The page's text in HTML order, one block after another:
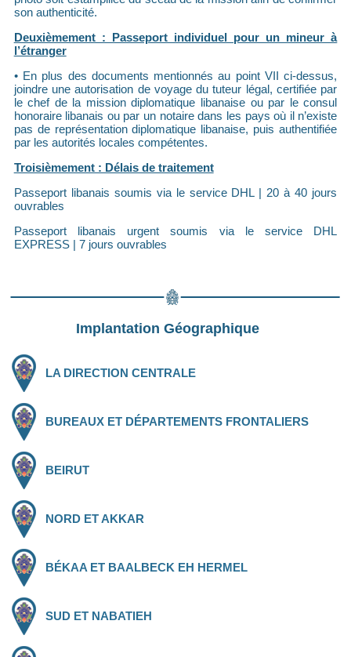
son authenticité.
Deuxièmement : Passeport individuel pour un mineur à
l’étranger
• En plus des documents mentionnés au point VII ci-dessus,
joindre une autorisation de voyage du tuteur légal, certifiée par
le chef de la mission diplomatique libanaise ou par le consul
honoraire libanais ou par un notaire dans les pays où il n’existe
pas de représentation diplomatique libanaise, puis authentifiée
par les autorités locales compétentes.
Troisièmement : Délais de traitement
Passeport libanais soumis via le service DHL | 20 à 40 jours
ouvrables
Passeport libanais urgent soumis via le service DHL
EXPRESS | 7 jours ouvrables
Implantation Géographique
LA DIRECTION CENTRALE
BUREAUX ET DÉPARTEMENTS FRONTALIERS
BEIRUT
NORD ET AKKAR
BÉKAA ET BAALBECK EH HERMEL
SUD ET NABATIEH